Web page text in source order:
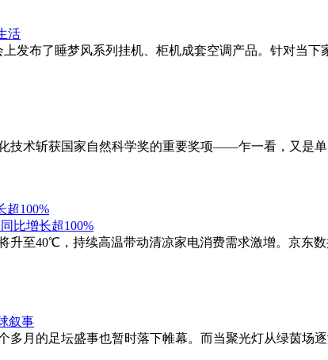
发布了睡梦风系列挂机、柜机成套空调产品。针对当
技术斩获国家自然科学奖的重要奖项——乍一看，又是
超100%
至40℃，持续高温带动清凉家电消费需求激增。京东
多月的足坛盛事也暂时落下帷幕。而当聚光灯从绿茵场